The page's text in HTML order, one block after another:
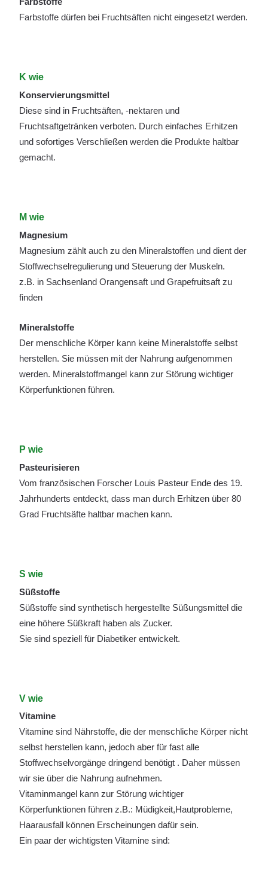
Farbstoffe dürfen bei Fruchtsäften nicht eingesetzt werden.
K wie
Konservierungsmittel
Diese sind in Fruchtsäften, -nektaren und
Fruchtsaftgetränken verboten. Durch einfaches Erhitzen
und sofortiges Verschließen werden die Produkte haltbar
gemacht.
M wie
Magnesium
Magnesium zählt auch zu den Mineralstoffen und dient der
Stoffwechselregulierung und Steuerung der Muskeln.
z.B. in Sachsenland Orangensaft und Grapefruitsaft zu
finden
Mineralstoffe
Der menschliche Körper kann keine Mineralstoffe selbst
herstellen. Sie müssen mit der Nahrung aufgenommen
werden. Mineralstoffmangel kann zur Störung wichtiger
Körperfunktionen führen.
P wie
Pasteurisieren
Vom französischen Forscher Louis Pasteur Ende des 19.
Jahrhunderts entdeckt, dass man durch Erhitzen über 80
Grad Fruchtsäfte haltbar machen kann.
S wie
Süßstoffe
Süßstoffe sind synthetisch hergestellte Süßungsmittel die
eine höhere Süßkraft haben als Zucker.
Sie sind speziell für Diabetiker entwickelt.
V wie
Vitamine
Vitamine sind Nährstoffe, die der menschliche Körper nicht
selbst herstellen kann, jedoch aber für fast alle
Stoffwechselvorgänge dringend benötigt . Daher müssen
wir sie über die Nahrung aufnehmen.
Vitaminmangel kann zur Störung wichtiger
Körperfunktionen führen z.B.: Müdigkeit,Hautprobleme,
Haarausfall können Erscheinungen dafür sein.
Ein paar der wichtigsten Vitamine sind: